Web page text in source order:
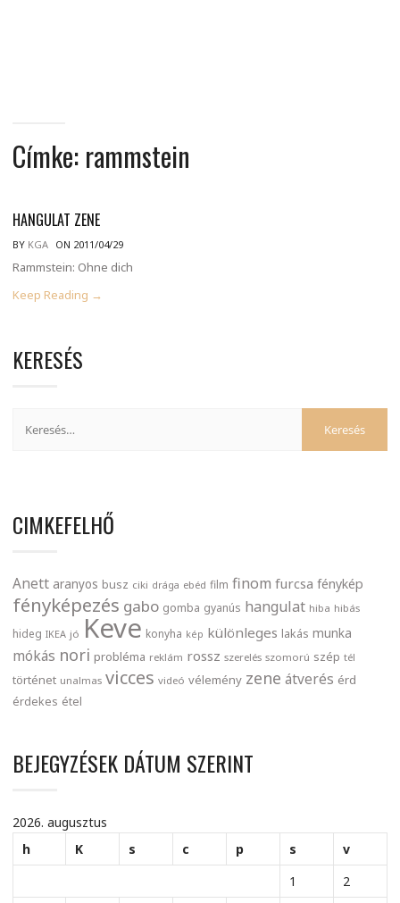
Címke: rammstein
HANGULAT ZENE
BY KGA ON 2011/04/29
Rammstein: Ohne dich
Keep Reading →
KERESÉS
CIMKEFELHŐ
Anett aranyos busz ciki drága ebéd film finom furcsa fénykép
fényképezés gabo gomba gyanús hangulat hiba hibás
hideg IKEA jó Keve konyha kép különleges lakás munka
mókás nori probléma reklám rossz szerelés szomorú szép tél
történet unalmas vicces videó vélemény zene átverés érd
érdekes étel
BEJEGYZÉSEK DÁTUM SZERINT
2026. augusztus
h
K s c p s
v
1
2